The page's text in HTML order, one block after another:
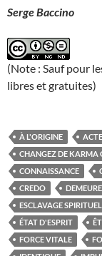
Serge Baccino
(Note : Sauf pour
libres et gratuites)
À L'ORIGINE
CHANGEZ DE KARMA
CONNAISSANCE
CREDO
DEMEURE
ESCLAVAGE SPIRITUEL
ÉTAT D'ESPRIT
FORCE VITALE